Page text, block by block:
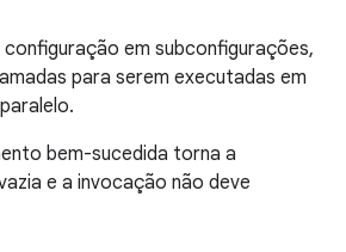
em subconfigurações,
para serem executadas em
bem-sucedida torna a
e a invocação não deve